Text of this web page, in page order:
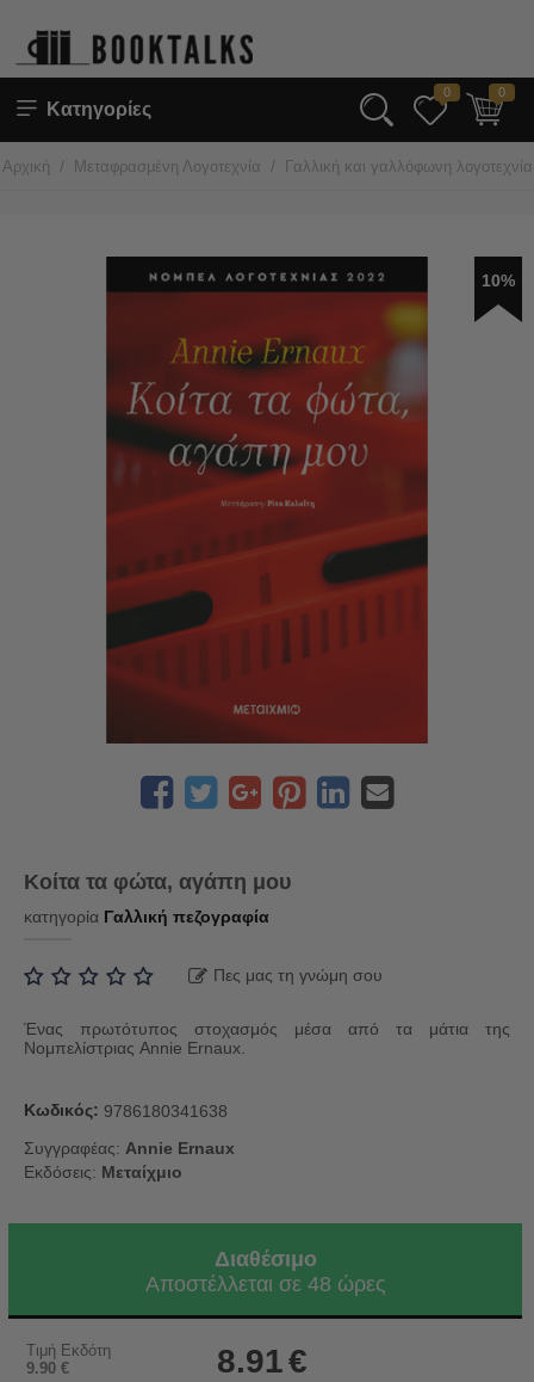
Κατηγορίες
0 0
Αρχική / Μεταφρασμένη Λογοτεχνία / Γαλλική και γαλλόφωνη λογοτεχνία
10%
Κοίτα τα φώτα, αγάπη μου
κατηγορία Γαλλική πεζογραφία
Πες μας τη γνώμη σου
Ένας πρωτότυπος στοχασμός μέσα από τα μάτια της
Νομπελίστριας Annie Ernaux.
Κωδικός: 9786180341638
Συγγραφέας: Annie Ernaux
Εκδόσεις: Μεταίχμιο
Διαθέσιμο
Αποστέλλεται σε 48 ώρες
Τιμή Εκδότη
9.90 € 8.91€